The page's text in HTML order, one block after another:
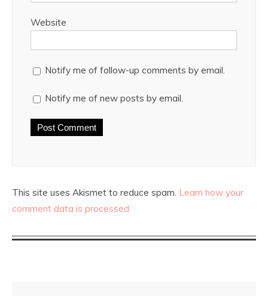
Website
Notify me of follow-up comments by email.
Notify me of new posts by email.
This site uses Akismet to reduce spam. Learn how your
comment data is processed.